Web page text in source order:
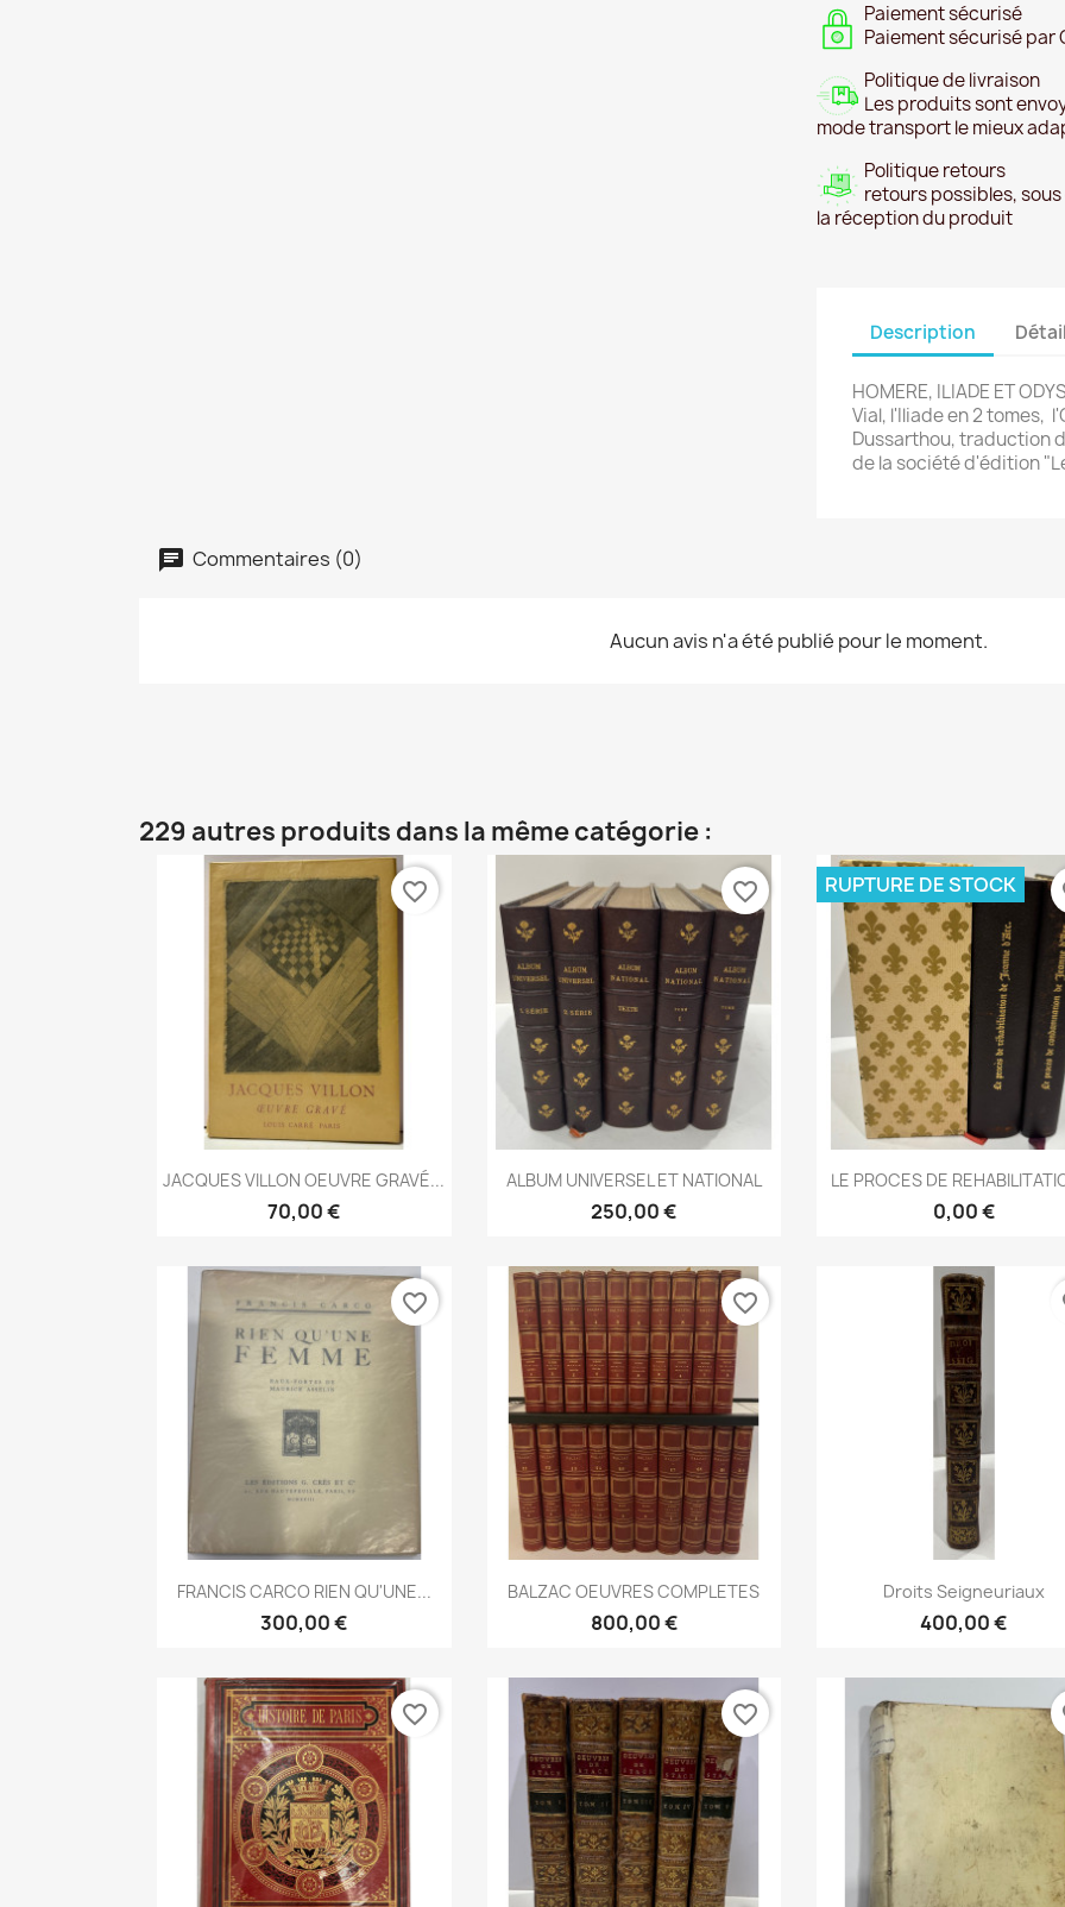
Paiement sécurisé
Paiement sécurisé par
Politique de livraison
Les produits sont
mode transport le mieux
Politique retours
retours possibles,
la réception du produit
Description
HOMERE, ILIADE ET
Vial, l'Iliade en 2 tomes,
Dussarthou, traduction
de la société d'édition
Commentaires (0)
Aucun avis n'a été publié pour le moment.
229 autres produits dans la même catégorie :
Aperçu rapide
JACQUES VILLON OEUVRE GRAVÉ...
70,00 €
favorite_border
Aperçu rapide
ALBUM UNIVERSEL ET NATIONAL
250,00 €
favorite_border
Aperçu rapide
LE PROCES DE
0,00 €
RUPTURE DE STOCK
Aperçu rapide
FRANCIS CARCO RIEN QU'UNE...
300,00 €
favorite_border
Aperçu rapide
BALZAC OEUVRES COMPLETES
800,00 €
favorite_border
Aperçu rapide
Droits Seigneuriaux
400,00 €
favorite_border favorite_border